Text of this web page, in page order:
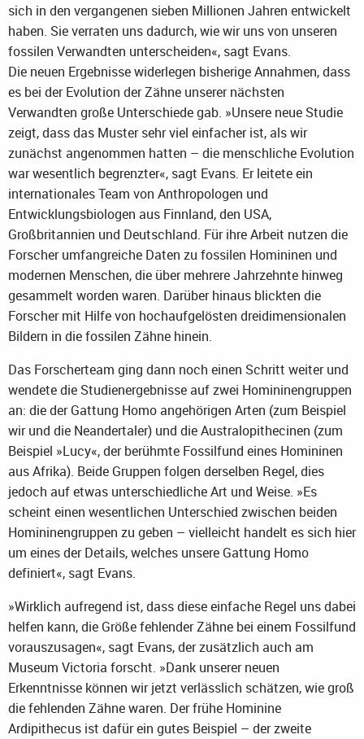
sich in den vergangenen sieben Millionen Jahren entwickelt
haben. Sie verraten uns dadurch, wie wir uns von unseren
fossilen Verwandten unterscheiden«, sagt Evans.
Die neuen Ergebnisse widerlegen bisherige Annahmen, dass
es bei der Evolution der Zähne unserer nächsten
Verwandten große Unterschiede gab. »Unsere neue Studie
zeigt, dass das Muster sehr viel einfacher ist, als wir
zunächst angenommen hatten – die menschliche Evolution
war wesentlich begrenzter«, sagt Evans. Er leitete ein
internationales Team von Anthropologen und
Entwicklungsbiologen aus Finnland, den USA,
Großbritannien und Deutschland. Für ihre Arbeit nutzen die
Forscher umfangreiche Daten zu fossilen Homininen und
modernen Menschen, die über mehrere Jahrzehnte hinweg
gesammelt worden waren. Darüber hinaus blickten die
Forscher mit Hilfe von hochaufgelösten dreidimensionalen
Bildern in die fossilen Zähne hinein.
Das Forscherteam ging dann noch einen Schritt weiter und
wendete die Studienergebnisse auf zwei Homininengruppen
an: die der Gattung Homo angehörigen Arten (zum Beispiel
wir und die Neandertaler) und die Australopithecinen (zum
Beispiel »Lucy«, der berühmte Fossilfund eines Homininen
aus Afrika). Beide Gruppen folgen derselben Regel, dies
jedoch auf etwas unterschiedliche Art und Weise. »Es
scheint einen wesentlichen Unterschied zwischen beiden
Homininengruppen zu geben – vielleicht handelt es sich hier
um eines der Details, welches unsere Gattung Homo
definiert«, sagt Evans.
»Wirklich aufregend ist, dass diese einfache Regel uns dabei
helfen kann, die Größe fehlender Zähne bei einem Fossilfund
vorauszusagen«, sagt Evans, der zusätzlich auch am
Museum Victoria forscht. »Dank unserer neuen
Erkenntnisse können wir jetzt verlässlich schätzen, wie groß
die fehlenden Zähne waren. Der frühe Hominine
Ardipithecus ist dafür ein gutes Beispiel – der zweite